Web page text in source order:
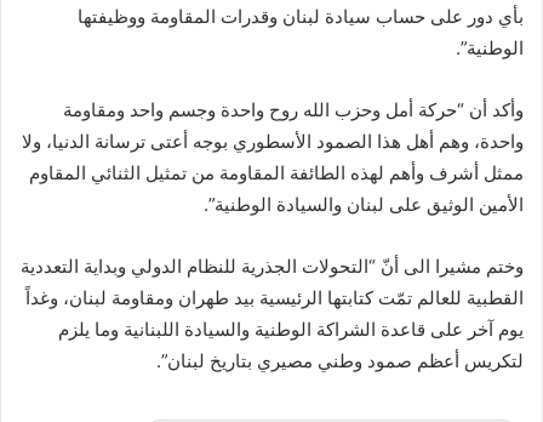
بأي دور على حساب سيادة لبنان وقدرات المقاومة ووظيفتها
الوطنية”.
وأكد أن “حركة أمل وحزب الله روح واحدة وجسم واحد ومقاومة
واحدة، وهم أهل هذا الصمود الأسطوري بوجه أعتى ترسانة الدنيا، ولا
ممثل أشرف وأهم لهذه الطائفة المقاومة من تمثيل الثنائي المقاوم
الأمين الوثيق على لبنان والسيادة الوطنية”.
وختم مشيرا الى أنّ “التحولات الجذرية للنظام الدولي وبداية التعددية
القطبية للعالم تمّت كتابتها الرئيسية بيد طهران ومقاومة لبنان، وغداً
يوم آخر على قاعدة الشراكة الوطنية والسيادة اللبنانية وما يلزم
لتكريس أعظم صمود وطني مصيري بتاريخ لبنان”.